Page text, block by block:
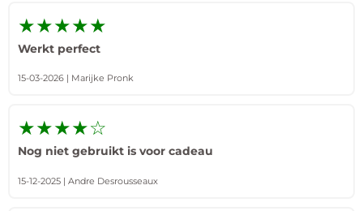
★★★★★
Werkt perfect
15-03-2026 | Marijke Pronk
★★★★☆
Nog niet gebruikt is voor cadeau
15-12-2025 | Andre Desrousseaux